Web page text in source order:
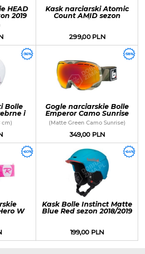
HEAD
2019
Kask narciarski Atomic
Count AMID sezon
299,00 PLN
Bolle
i
cm)
-36%
Gogle narciarskie Bolle
Emperor Camo Sunrise
(Matte Green Camo Sunrise)
349,00 PLN
-58%
W
-60%
Kask Bolle Instinct Matte
Blue Red sezon 2018/2019
199,00 PLN
-64%